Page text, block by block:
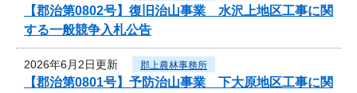
【郡治第0802号】復旧治山事業 水沢上地区工事に関
する一般競争入札公告
2026年6月2日更新 郡上農林事務所
【郡治第0801号】予防治山事業 下大原地区工事に関